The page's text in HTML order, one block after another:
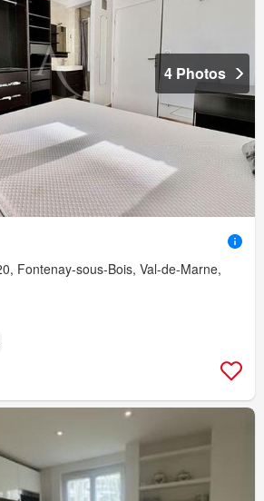
4 Photos
Fontenay-sous-Bois, Val-de-Marne,